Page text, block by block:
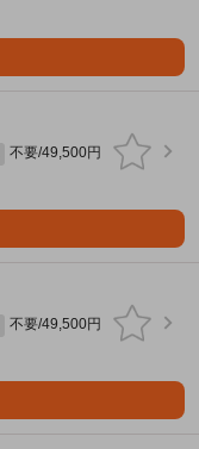
不要/49,500円
不要/49,500円